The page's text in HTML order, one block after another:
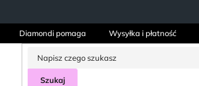
Diamondi pomaga Wysyłka i płatność
Szukaj